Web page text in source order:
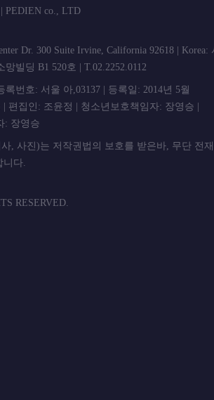
)피디언 | PEDIEN co.,
Dr. 300 Suite Irvine, California 92618 | Korea:
빌딩 B1 520호 | T.02.2252.0112
번호: 서울 아,03137 | 등록일: 2014년 5월
편집인: 조윤정 | 청소년보호책임자: 장영승 |
: 장영승
, 사진)는 저작권법의 보호를 받은바, 무단 전
포 등을 금합니
RESERVED.